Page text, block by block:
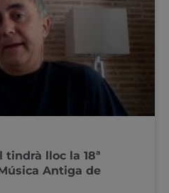
tindrà lloc la 18ª
Antiga de